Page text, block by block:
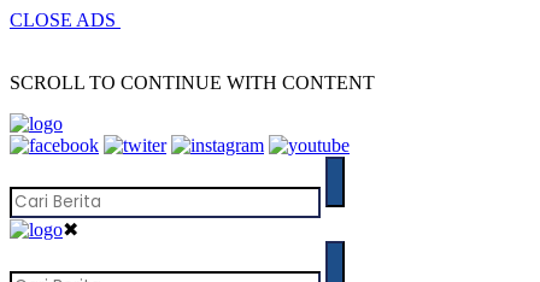
CLOSE ADS
SCROLL TO CONTINUE WITH CONTENT
✖